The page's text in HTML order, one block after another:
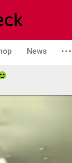
News